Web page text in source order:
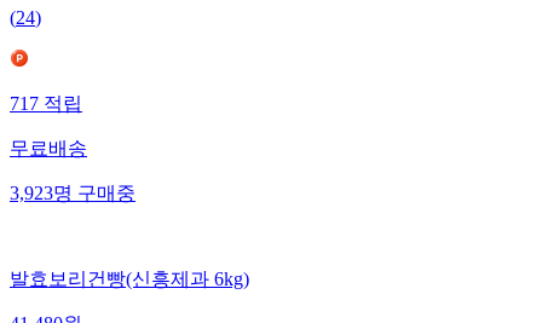
(24)
717적립
무료배송
3,923명구매중
발효보리건빵(신흥제과 6kg)